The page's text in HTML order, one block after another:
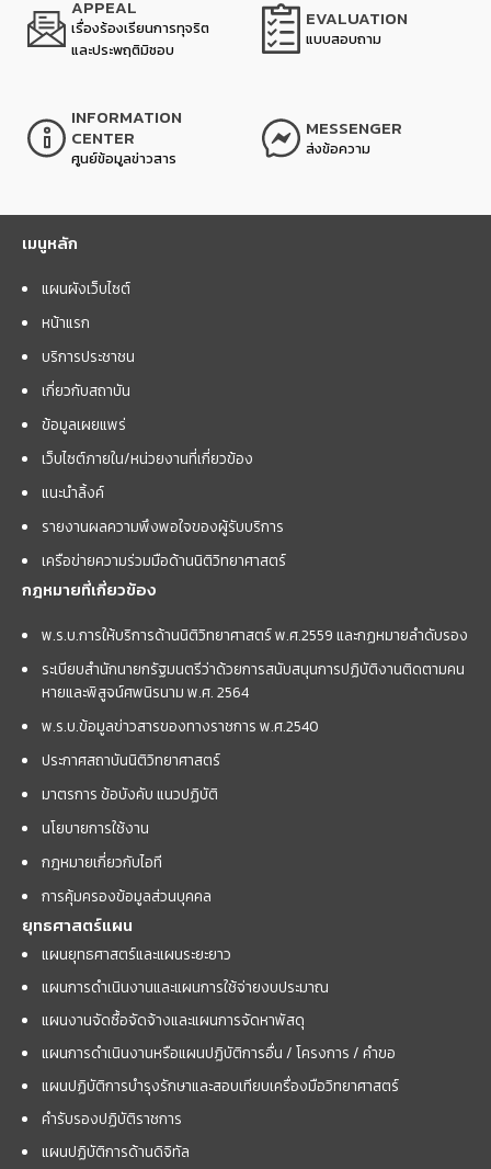
APPEAL
เรื่องร้องเรียนการทุจริต
และประพฤติมิชอบ
EVALUATION
แบบสอบถาม
INFORMATION
CENTER
ศูนย์ข้อมูลข่าวสาร
MESSENGER
ส่งข้อความ
เมนูหลัก
แผนผังเว็บไซต์
หน้าแรก
บริการประชาชน
เกี่ยวกับสถาบัน
ข้อมูลเผยแพร่
เว็บไซต์ภายใน/หน่วยงานที่เกี่ยวข้อง
แนะนำลิ้งค์
รายงานผลความพึงพอใจของผู้รับบริการ
เครือข่ายความร่วมมือด้านนิติวิทยาศาสตร์
กฎหมายที่เกี่ยวข้อง
พ.ร.บ.การให้บริการด้านนิติวิทยาศาสตร์ พ.ศ.2559 และกฏหมายลำดับรอง
ระเบียบสำนักนายกรัฐมนตรีว่าด้วยการสนับสนุนการปฏิบัติงานติดตามคน
หายและพิสูจน์ศพนิรนาม พ.ศ. 2564
พ.ร.บ.ข้อมูลข่าวสารของทางราชการ พ.ศ.2540
ประกาศสถาบันนิติวิทยาศาสตร์
มาตรการ ข้อบังคับ แนวปฏิบัติ
นโยบายการใช้งาน
กฎหมายเกี่ยวกับไอที
การคุ้มครองข้อมูลส่วนบุคคล
ยุทธศาสตร์แผน
แผนยุทธศาสตร์และแผนระยะยาว
แผนการดำเนินงานและแผนการใช้จ่ายงบประมาณ
แผนงานจัดซื้อจัดจ้างและแผนการจัดหาพัสดุ
แผนการดำเนินงานหรือแผนปฏิบัติการอื่น / โครงการ / คำขอ
แผนปฏิบัติการบำรุงรักษาและสอบเทียบเครื่องมือวิทยาศาสตร์
คำรับรองปฏิบัติราชการ
แผนปฏิบัติการด้านดิจิทัล